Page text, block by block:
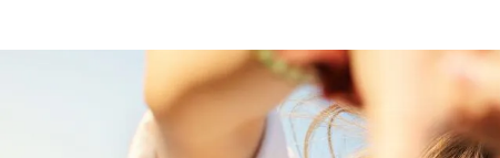
WEITERE INFORMATIONEN